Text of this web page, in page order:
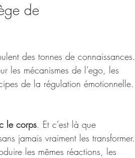
de
des tonnes de connaissances.
les mécanismes de l’ego, les
de la régulation émotionnelle.
le corps. Et c’est là que
jamais vraiment les transformer.
les mêmes réactions, les